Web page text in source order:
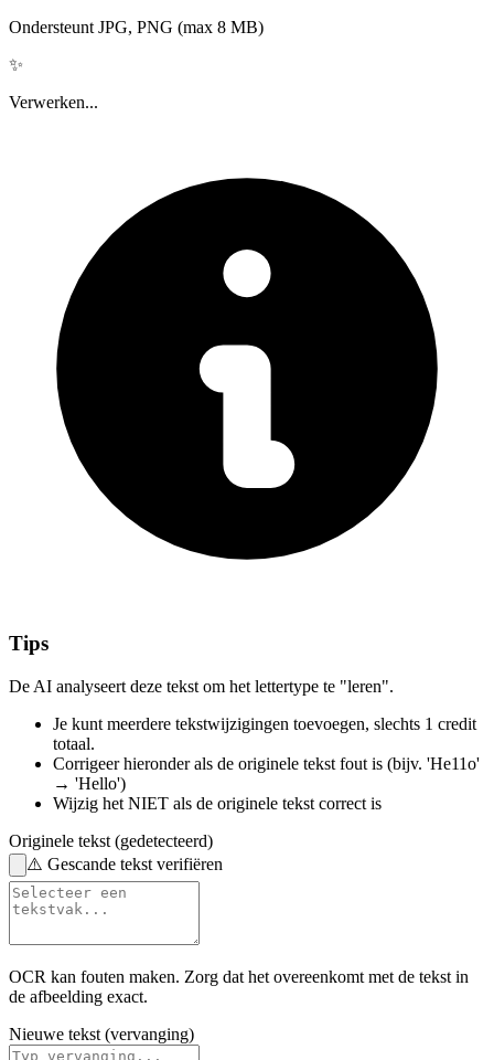
Ondersteunt JPG, PNG (max 8 MB)
✨
Verwerken...
Tips
De AI analyseert deze tekst om het lettertype te "leren".
Je kunt meerdere tekstwijzigingen toevoegen, slechts 1 credit
totaal.
Corrigeer hieronder als de originele tekst fout is (bijv. 'He11o'
→ 'Hello')
Wijzig het NIET als de originele tekst correct is
Originele tekst (gedetecteerd)
⚠️ Gescande tekst verifiëren
OCR kan fouten maken. Zorg dat het overeenkomt met de tekst in
de afbeelding exact.
Nieuwe tekst (vervanging)